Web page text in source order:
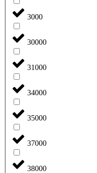
3000
30000
31000
34000
35000
37000
38000